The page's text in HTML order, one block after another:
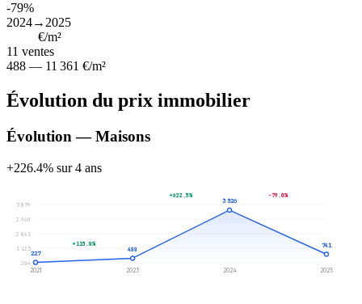
-79%
2024→2025
€/m²
11 ventes
488 — 11 361 €/m²
Évolution du prix immobilier
Évolution — Maisons
+226.4% sur 4 ans
204
1 123
2 041
2 960
3 879
227
2021
488
2023
3 526
2024
741
2025
+115.0%
+622.5% -79.0%